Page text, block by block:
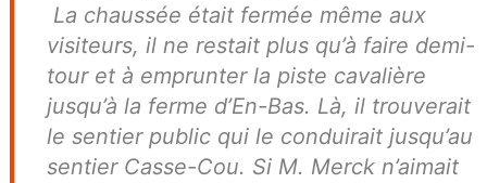
La chaussée était fermée même aux
visiteurs, il ne restait plus qu’à faire demi-
tour et à emprunter la piste cavalière
jusqu’à la ferme d’En-Bas. Là, il trouverait
le sentier public qui le conduirait jusqu’au
sentier Casse-Cou. Si M. Merck n’aimait